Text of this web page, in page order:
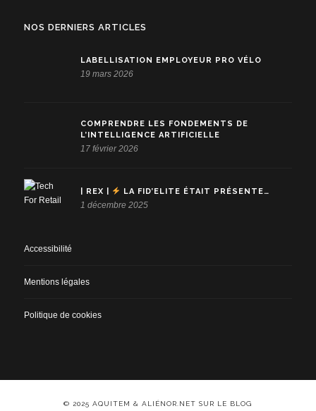
NOS DERNIERS ARTICLES
LABELLISATION EMPLOYEUR PRO VÉLO
19 mars 2026
COMPRENDRE LES FONDEMENTS DE
L’INTELLIGENCE ARTIFICIELLE
17 février 2026
| REX | LA FID’ELITE ÉTAIT PRÉSENTE…
1 décembre 2025
Accessibilité
Mentions légales
Politique de cookies
© 2025 AQUITEM & ALIÉNOR.NET SUR LE BLOG